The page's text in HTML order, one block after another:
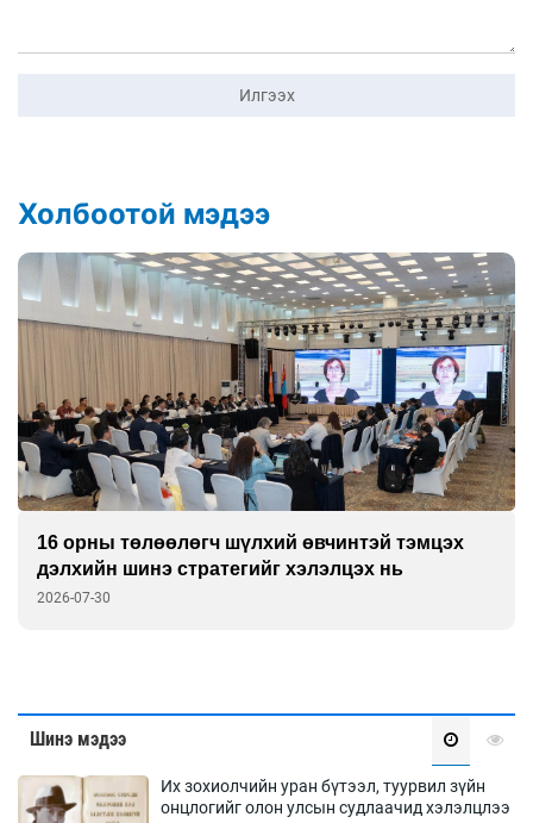
Илгээх
Холбоотой мэдээ
16 орны төлөөлөгч шүлхий өвчинтэй тэмцэх
дэлхийн шинэ стратегийг хэлэлцэх нь
2026-07-30
Шинэ мэдээ
Их зохиолчийн уран бүтээл, туурвил зүйн
онцлогийг олон улсын судлаачид хэлэлцлээ